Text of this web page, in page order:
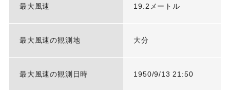
最大風速 19.2メートル
最大風速の観測地 大分
最大風速の観測日時 1950/9/13 21:50